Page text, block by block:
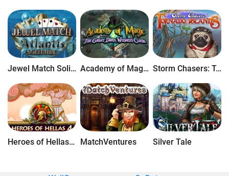
Gleichgewicht der Natur wiederherzustellen, könnte es das Ende
Deiner Feenfreunde bedeuten! Bist Du bereit, Dich dieser
Herausforderung zu stellen? Zum Glück bist Du nicht alleine. Vier
magische Feen werden Dich auf Deinem 3-Gewinnt Abenteuer
begleiten.
Jewel Match Solitaire Atlantis Academy of Magic: The Great Dark Wizard's Curse Storm Chasers: Tornado Islands
Heroes of Hellas 4: Geburt einer Legende MatchVentures Silver Tale